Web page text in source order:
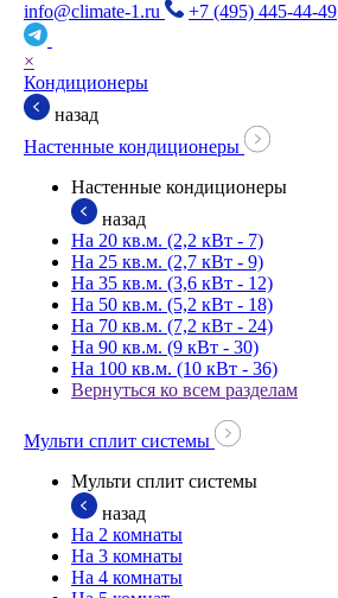
info@climate-1.ru
+7 (495) 445-44-49
×
Кондиционеры
назад
Настенные кондиционеры
Настенные кондиционеры
назад
На 20 кв.м. (2,2 кВт - 7)
На 25 кв.м. (2,7 кВт - 9)
На 35 кв.м. (3,6 кВт - 12)
На 50 кв.м. (5,2 кВт - 18)
На 70 кв.м. (7,2 кВт - 24)
На 90 кв.м. (9 кВт - 30)
На 100 кв.м. (10 кВт - 36)
Вернуться ко всем разделам
Мульти сплит системы
Мульти сплит системы
назад
На 2 комнаты
На 3 комнаты
На 4 комнаты